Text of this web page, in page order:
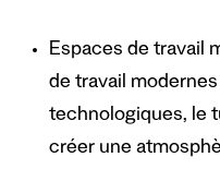
Espaces de travail
de travail
technologiques, le
créer une